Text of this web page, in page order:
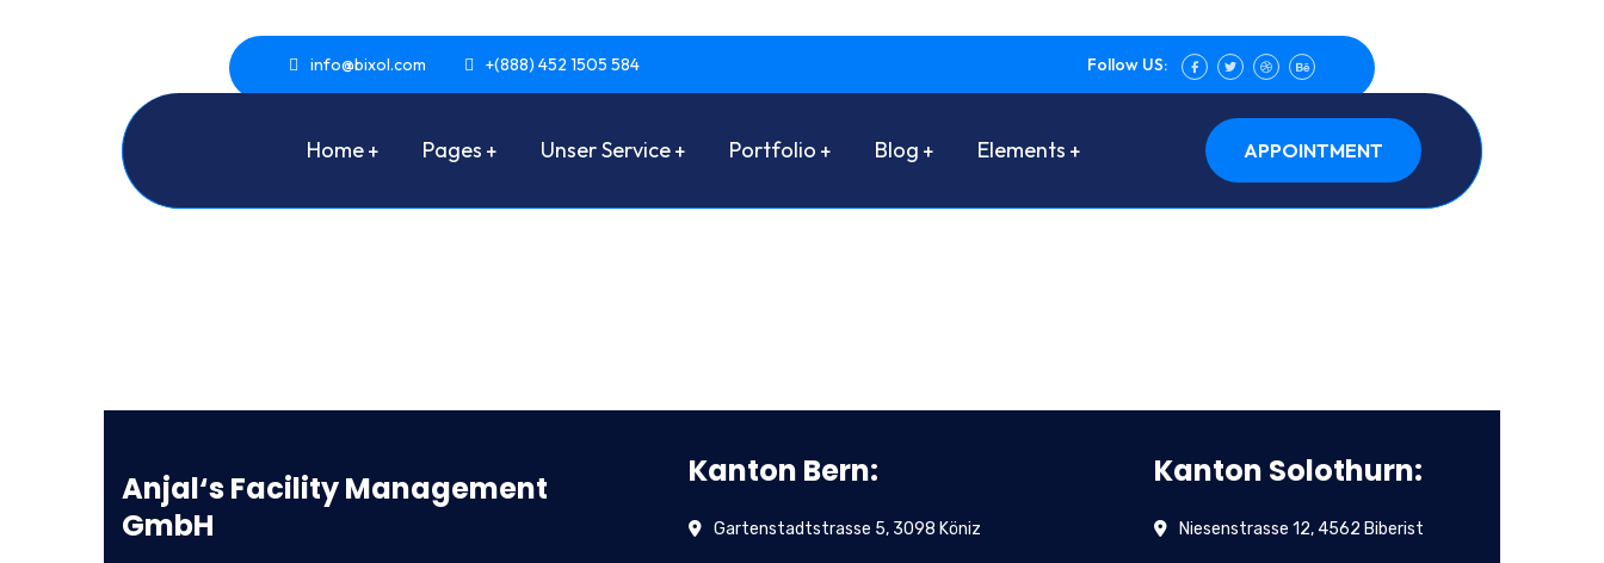
info@bixol.com +(888) 452 1505 584 Follow US:
Home Pages Unser Service Portfolio Blog Elements APPOINTMENT
Anjal‘s Facility Management
GmbH
Kanton Bern:
Gartenstadtstrasse 5, 3098 Köniz
Kanton Solothurn:
Niesenstrasse 12, 4562 Biberist